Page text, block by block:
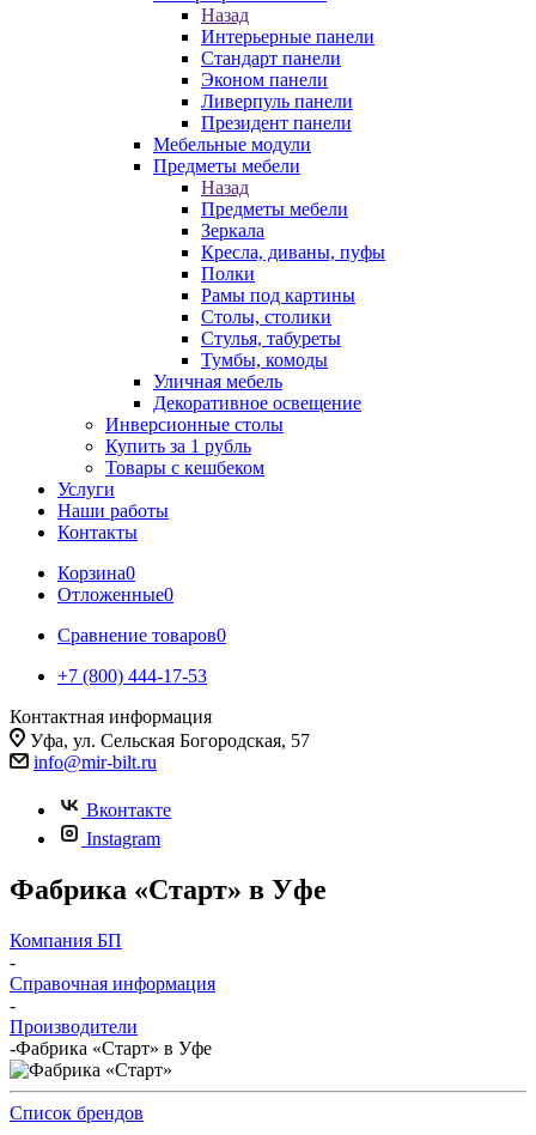
Назад
Интерьерные панели
Стандарт панели
Эконом панели
Ливерпуль панели
Президент панели
Мебельные модули
Предметы мебели
Назад
Предметы мебели
Зеркала
Кресла, диваны, пуфы
Полки
Рамы под картины
Столы, столики
Стулья, табуреты
Тумбы, комоды
Уличная мебель
Декоративное освещение
Инверсионные столы
Купить за 1 рубль
Товары с кешбеком
Услуги
Наши работы
Контакты
Корзина0
Отложенные0
Сравнение товаров0
+7 (800) 444-17-53
Контактная информация
Уфа, ул. Сельская Богородская, 57
info@mir-bilt.ru
Вконтакте
Instagram
Фабрика «Старт» в Уфе
Компания БП
-
Справочная информация
-
Производители
-Фабрика «Старт» в Уфе
Список брендов